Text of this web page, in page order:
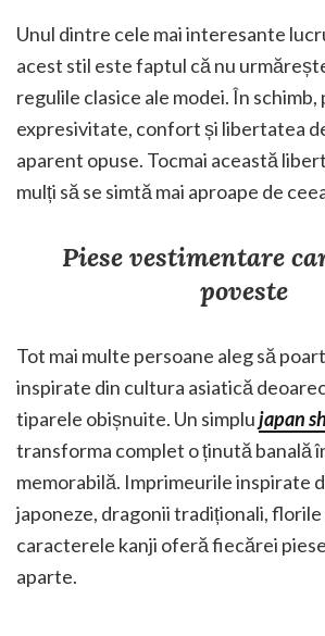
Unul dintre cele mai interesante
acest stil este faptul că nu
regulile clasice ale modei. În
expresivitate, confort și libertatea
aparent opuse. Tocmai această
mulți să se simtă mai aproape de
Piese vestimentare
poveste
Tot mai multe persoane aleg să
inspirate din cultura asiatică
tiparele obișnuite. Un simplujapan
transforma complet o ținută banală
memorabilă. Imprimeurile inspirate
japoneze, dragonii tradiționali, florile
caracterele kanji oferă fiecărei
aparte.